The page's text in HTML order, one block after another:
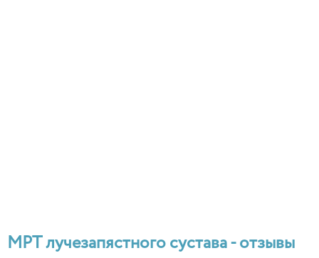
МРТ лучезапястного сустава - отзывы